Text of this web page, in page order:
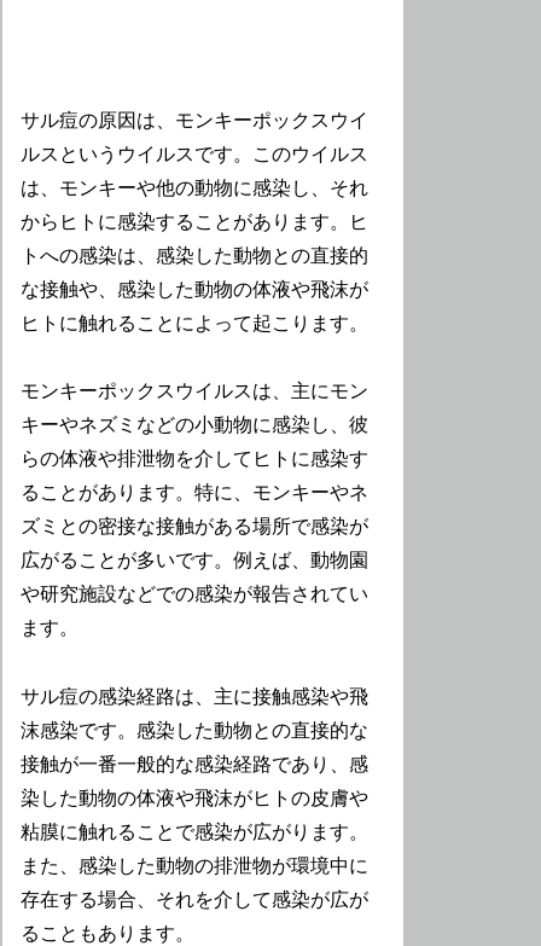
サル痘の原因は、モンキーポックスウイ
ルスというウイルスです。このウイルス
は、モンキーや他の動物に感染し、それ
からヒトに感染することがあります。ヒ
トへの感染は、感染した動物との直接的
な接触や、感染した動物の体液や飛沫が
ヒトに触れることによって起こります。
モンキーポックスウイルスは、主にモン
キーやネズミなどの小動物に感染し、彼
らの体液や排泄物を介してヒトに感染す
ることがあります。特に、モンキーやネ
ズミとの密接な接触がある場所で感染が
広がることが多いです。例えば、動物園
や研究施設などでの感染が報告されてい
ます。
サル痘の感染経路は、主に接触感染や飛
沫感染です。感染した動物との直接的な
接触が一番一般的な感染経路であり、感
染した動物の体液や飛沫がヒトの皮膚や
粘膜に触れることで感染が広がります。
また、感染した動物の排泄物が環境中に
存在する場合、それを介して感染が広が
ることもあります。